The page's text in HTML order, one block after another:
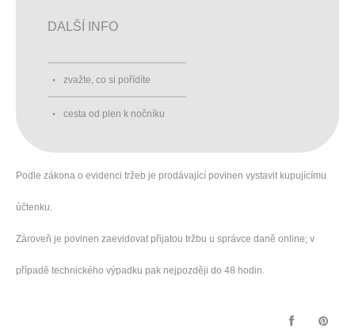
DALŠÍ INFO
zvažte, co si pořídíte
cesta od plen k nočníku
Podle zákona o evidenci tržeb je prodávající povinen vystavit kupujícímu
účtenku.
Zároveň je povinen zaevidovat přijatou tržbu u správce daně online; v
případě technického výpadku pak nejpozději do 48 hodin.